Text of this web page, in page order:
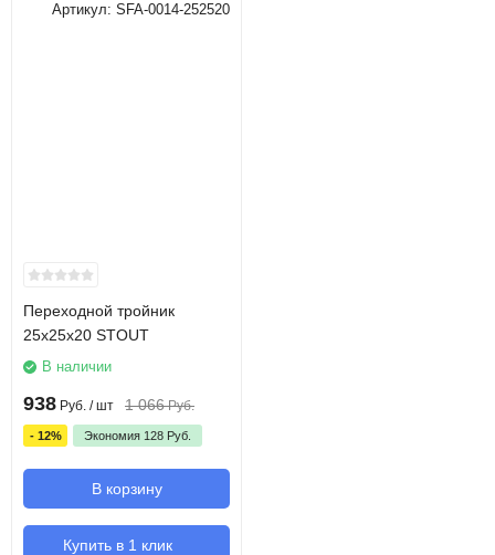
Артикул: SFA-0014-252520
Переходной тройник
25x25x20 STOUT
В наличии
938 Руб. / шт 1 066 Руб.
- 12% Экономия 128 Руб.
В корзину
Купить в 1 клик